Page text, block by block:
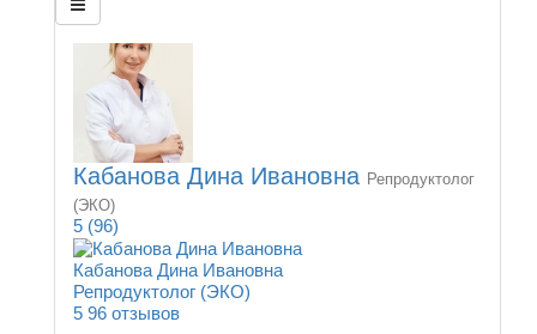
Кабанова Дина Ивановна Репродуктолог
(ЭКО)
5 (96)
Кабанова Дина Ивановна
Репродуктолог (ЭКО)
5 96 отзывов